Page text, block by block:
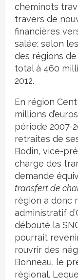
cheminots
travers de
financières
salée: selon
des régions de
total à 460
2012.
En région
millions
période 2007-
retraites de
Bodin, vice-
charge des
demande
transfert de
région a donc
administratif
débouté la
pourrait
rouvrir des
Bonneau, le
régional.